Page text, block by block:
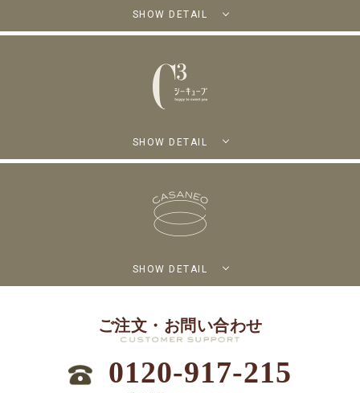
SHOW DETAIL
SHOW DETAIL
SHOW DETAIL
ご注文・お問い合わせ
0120-917-215